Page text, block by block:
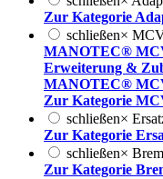
Zur Kategorie
schließen×
MANOTEC®
Erweiterung &
MANOTEC®
Zur Kategorie
schließen×
Zur Kategorie
schließen×
Zur Kategorie